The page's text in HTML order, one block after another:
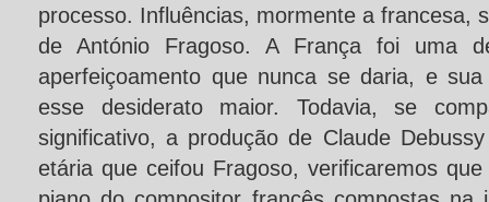
processo. Influências, mormente a francesa,
de António Fragoso. A França foi uma
aperfeiçoamento que nunca se daria, e sua
esse desiderato maior. Todavia, se
significativo, a produção de Claude
etária que ceifou Fragoso, verificaremos